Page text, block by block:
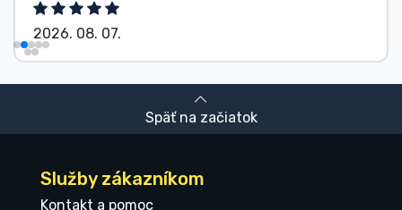
2026. 08. 07.
Späť na začiatok
Služby zákazníkom
Kontakt a pomoc